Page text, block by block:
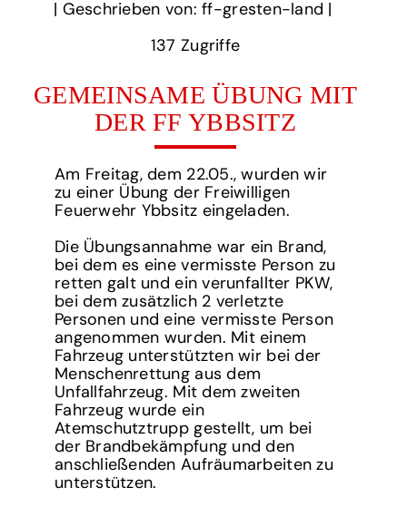
‎| Geschrieben von: ff-gresten-land | ‎
137‏‏‎ ‎Zugriffe
GEMEINSAME ÜBUNG MIT
DER FF YBBSITZ
Am Freitag, dem 22.05., wurden wir
zu einer Übung der Freiwilligen
Feuerwehr Ybbsitz eingeladen.
Die Übungsannahme war ein Brand,
bei dem es eine vermisste Person zu
retten galt und ein verunfallter PKW,
bei dem zusätzlich 2 verletzte
Personen und eine vermisste Person
angenommen wurden. Mit einem
Fahrzeug unterstützten wir bei der
Menschenrettung aus dem
Unfallfahrzeug. Mit dem zweiten
Fahrzeug wurde ein
Atemschutztrupp gestellt, um bei
der Brandbekämpfung und den
anschließenden Aufräumarbeiten zu
unterstützen.